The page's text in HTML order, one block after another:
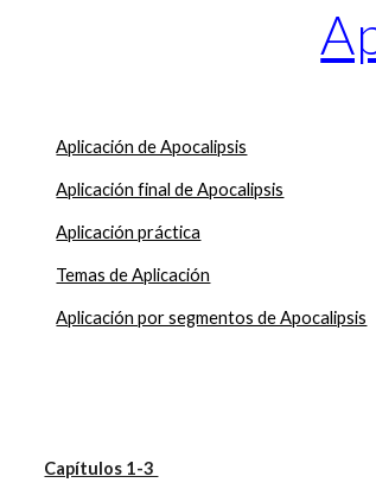
Aplicación de Apocalipsis
Aplicación final de Apocalipsis
Aplicación práctica
Temas de Aplicación
Aplicación por segmentos de Apocalipsis
Capítulos 1-3